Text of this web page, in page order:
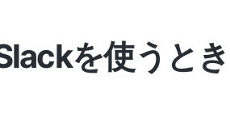
を使うとき